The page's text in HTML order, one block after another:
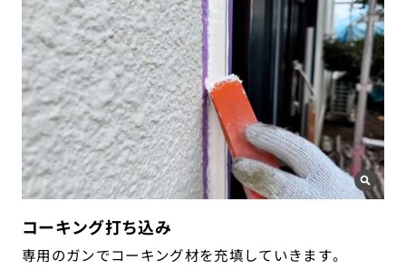
コーキング打ち込み
専用のガンでコーキング材を充填していきます。